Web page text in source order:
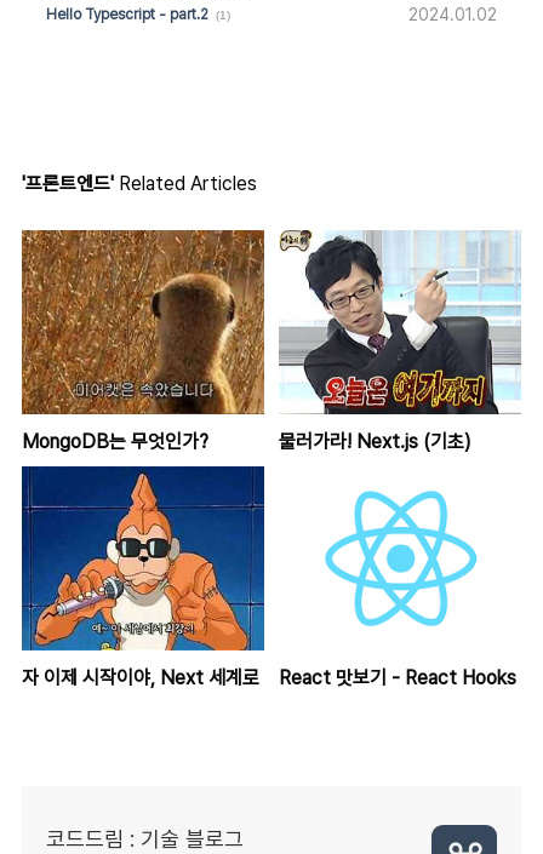
Hello Typescript - part.2 (1) 2024.01.02
'프론트엔드' Related Articles
MongoDB는 무엇인가? 물러가라! Next.js (기초)
자 이제 시작이야, Next 세계로 React 맛보기 - React Hooks
코드드림 : 기술 블로그